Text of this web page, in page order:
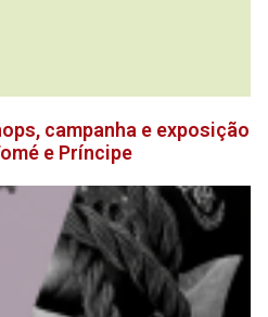
campanha e exposição
e Príncipe